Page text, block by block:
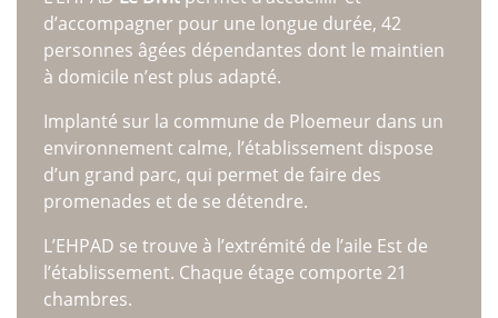
Présentation du service
Activités – chiffres clés
SMR
Présentation du service
Votre séjour
Les Prestations hôtelières
Le service de rééducation
Les Frais de séjour
Présentation du service
Votre logement
Les Prestations hôtelières
d’accompagner pour une longue durée, 42
personnes âgées dépendantes dont le maintien
à domicile n’est plus adapté.
Implanté sur la commune de Ploemeur dans un
environnement calme, l’établissement dispose
d’un grand parc, qui permet de faire des
promenades et de se détendre.
L’EHPAD se trouve à l’extrémité de l’aile Est de
l’établissement. Chaque étage comporte 21
chambres.